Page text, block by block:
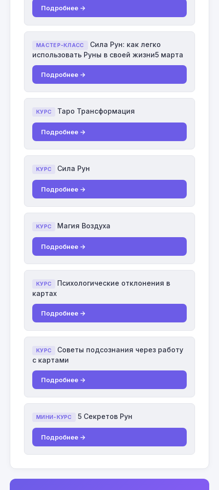
Подробнее →
МАСТЕР-КЛАСС
Сила Рун: как легко
использовать Руны в своей жизни5 марта
Подробнее →
КУРС Таро Трансформация
Подробнее →
КУРС Сила Рун
Подробнее →
КУРС Магия Воздуха
Подробнее →
КУРС
Психологические отклонения в
картах
Подробнее →
КУРС
Советы подсознания через работу
с картами
Подробнее →
МИНИ-КУРС 5 Секретов Рун
Подробнее →